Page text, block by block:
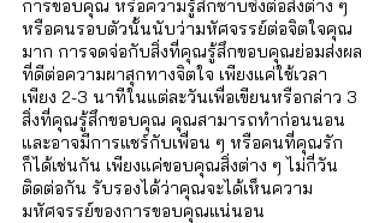
การขอบคุณ หรือความรู้สึกซาบซึ้งต่อสิ่งต่าง ๆ
หรือคนรอบตัวนั้นนับว่ามหัศจรรย์ต่อจิตใจคุณ
มาก การจดจ่อกับสิ่งที่คุณรู้สึกขอบคุณย่อมส่งผล
ที่ดีต่อความผาสุกทางจิตใจ เพียงแค่ใช้เวลา
เพียง 2-3 นาทีในแต่ละวันเพื่อเขียนหรือกล่าว 3
สิ่งที่คุณรู้สึกขอบคุณ คุณสามารถทำก่อนนอน
และอาจมีการแชร์กับเพื่อน ๆ หรือคนที่คุณรัก
ก็ได้เช่นกัน เพียงแค่ขอบคุณสิ่งต่าง ๆ ไม่กี่วัน
ติดต่อกัน รับรองได้ว่าคุณจะได้เห็นความ
มหัศจรรย์ของการขอบคุณแน่นอน